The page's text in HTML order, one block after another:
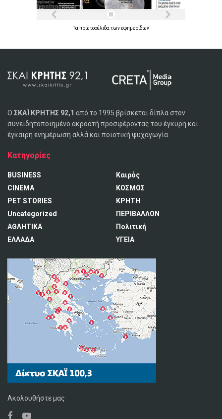
Τα πρωτοσέλιδα τωνεφημερίδων
Ο ΣΚΑΪ ΚΡΗΤΗΣ 92,1 από το 1995 βρίσκεται δίπλα στον
συνειδητοποιημένο ακροατή προσφέροντας του έγκυρη και
έγκαιρη ενημέρωση αλλά και ποιοτική ψυχαγωγία.
Κατηγορίες
BUSINESS
CINEMA
PET STORIES
Uncategorized
ΑΘΛΗΤΙΚΑ
ΕΛΛΑΔΑ
Καιρός
ΚΟΣΜΟΣ
ΚΡΗΤΗ
ΠΕΡΙΒΑΛΛΟΝ
Πολιτική
ΥΓΕΙΑ
Ακολουθήστε μας